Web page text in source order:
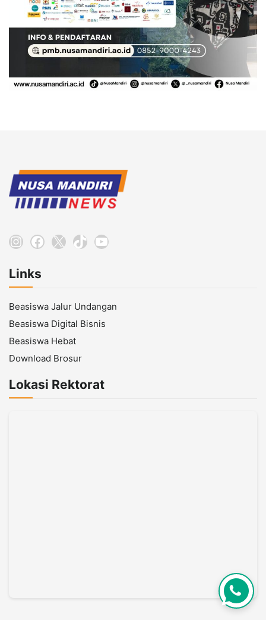
Instagram
Facebook
X TikTokYouTube
Links
Beasiswa Jalur Undangan
Beasiswa Digital Bisnis
Beasiswa Hebat
Download Brosur
Lokasi Rektorat